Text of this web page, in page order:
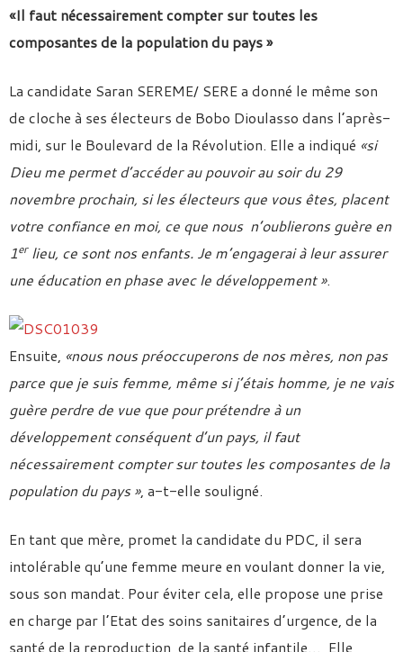
«Il faut nécessairement compter sur toutes les
composantes de la population du pays »
La candidate Saran SEREME/ SERE a donné le même son
de cloche à ses électeurs de Bobo Dioulasso dans l’après-
midi, sur le Boulevard de la Révolution. Elle a indiqué «si
Dieu me permet d’accéder au pouvoir au soir du 29
novembre prochain, si les électeurs que vous êtes, placent
votre confiance en moi, ce que nous n’oublierons guère en
1erlieu, ce sont nos enfants. Je m’engagerai à leur assurer
une éducation en phase avec le développement ».
Ensuite, «nous nous préoccuperons de nos mères, non pas
parce que je suis femme, même si j’étais homme, je ne vais
guère perdre de vue que pour prétendre à un
développement conséquent d’un pays, il faut
nécessairement compter sur toutes les composantes de la
population du pays », a-t-elle souligné.
En tant que mère, promet la candidate du PDC, il sera
intolérable qu’une femme meure en voulant donner la vie,
sous son mandat. Pour éviter cela, elle propose une prise
en charge par l’Etat des soins sanitaires d’urgence, de la
santé de la reproduction, de la santé infantile… Elle